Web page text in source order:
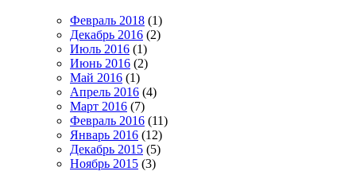
Февраль 2018 (1)
Декабрь 2016 (2)
Июль 2016 (1)
Июнь 2016 (2)
Май 2016 (1)
Апрель 2016 (4)
Март 2016 (7)
Февраль 2016 (11)
Январь 2016 (12)
Декабрь 2015 (5)
Ноябрь 2015 (3)